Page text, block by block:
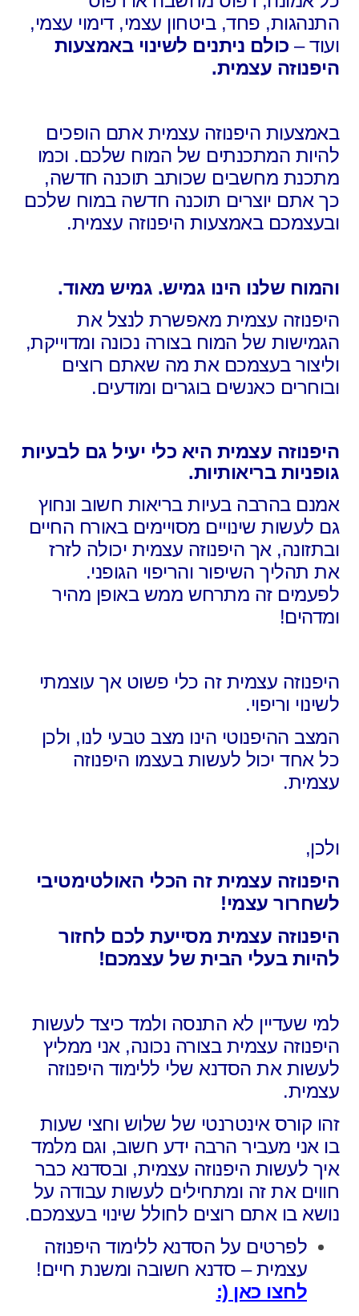
התנהגות, פחד, ביטחון עצמי, דימוי עצמי,
ועוד – כולם ניתנים לשינוי באמצעות
היפנוזה עצמית.
באמצעות היפנוזה עצמית אתם הופכים
להיות המתכנתים של המוח שלכם. וכמו
מתכנת מחשבים שכותב תוכנה חדשה,
כך אתם יוצרים תוכנה חדשה במוח שלכם
ובעצמכם באמצעות היפנוזה עצמית.
והמוח שלנו הינו גמיש. גמיש מאוד.
היפנוזה עצמית מאפשרת לנצל את
הגמישות של המוח בצורה נכונה ומדוייקת,
וליצור בעצמכם את מה שאתם רוצים
ובוחרים כאנשים בוגרים ומודעים.
היפנוזה עצמית היא כלי יעיל גם לבעיות
גופניות בריאותיות.
אמנם בהרבה בעיות בריאות חשוב ונחוץ
גם לעשות שינויים מסויימים באורח החיים
ובתזונה, אך היפנוזה עצמית יכולה לזרז
את תהליך השיפור והריפוי הגופני.
לפעמים זה מתרחש ממש באופן מהיר
ומדהים!
היפנוזה עצמית זה כלי פשוט אך עוצמתי
לשינוי וריפוי.
המצב ההיפנוטי הינו מצב טבעי לנו, ולכן
כל אחד יכול לעשות בעצמו היפנוזה
עצמית.
ולכן,
היפנוזה עצמית זה הכלי האולטימטיבי
לשחרור עצמי!
היפנוזה עצמית מסייעת לכם לחזור
להיות בעלי הבית של עצמכם!
למי שעדיין לא התנסה ולמד כיצד לעשות
היפנוזה עצמית בצורה נכונה, אני ממליץ
לעשות את הסדנא שלי ללימוד היפנוזה
עצמית.
זהו קורס אינטרנטי של שלוש וחצי שעות
בו אני מעביר הרבה ידע חשוב, וגם מלמד
איך לעשות היפנוזה עצמית, ובסדנא כבר
חווים את זה ומתחילים לעשות עבודה על
נושא בו אתם רוצים לחולל שינוי בעצמכם.
לפרטים על הסדנא ללימוד היפנוזה
עצמית – סדנא חשובה ומשנת חיים!
לחצו כאן (: